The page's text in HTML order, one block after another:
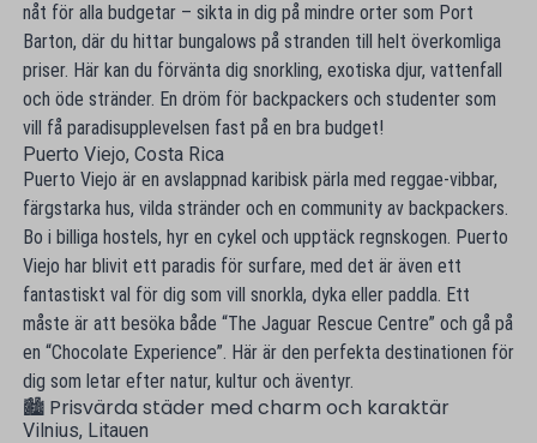
nåt för alla budgetar – sikta in dig på mindre orter som Port
Barton, där du hittar bungalows på stranden till helt överkomliga
priser. Här kan du förvänta dig snorkling, exotiska djur, vattenfall
och öde stränder. En dröm för backpackers och studenter som
vill få paradisupplevelsen fast på en bra budget!
Puerto Viejo, Costa Rica
Puerto Viejo är en avslappnad karibisk pärla med reggae-vibbar,
färgstarka hus, vilda stränder och en community av backpackers.
Bo i billiga hostels, hyr en cykel och upptäck regnskogen. Puerto
Viejo har blivit ett paradis för surfare, med det är även ett
fantastiskt val för dig som vill snorkla, dyka eller paddla. Ett
måste är att besöka både “The Jaguar Rescue Centre” och gå på
en “Chocolate Experience”. Här är den perfekta destinationen för
dig som letar efter natur, kultur och äventyr.
🏙 Prisvärda städer med charm och karaktär
Vilnius, Litauen